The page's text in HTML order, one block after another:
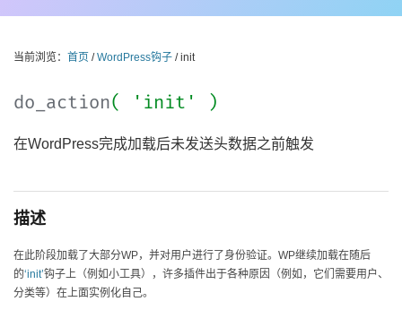
当前浏览： 首页 /WordPress钩子 / init
do_action( 'init' )
在WordPress完成加载后未发送头数据之前触发
描述
在此阶段加载了大部分WP，并对用户进行了身份验证。WP继续加载在随后
的‘init’钩子上（例如小工具），许多插件出于各种原因（例如，它们需要用户、
分类等）在上面实例化自己。